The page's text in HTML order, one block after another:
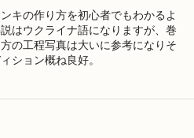
キの作り方を初心者でもわかるよ
はウクライナ語になりますが、巻
の工程写真は大いに参考になりそ
ション概ね良好。